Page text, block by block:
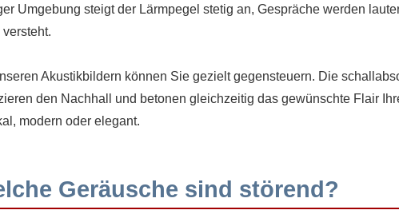
Umgebung steigt der Lärmpegel stetig an, Gespräche werden
versteht.
Akustikbildern können Sie gezielt gegensteuern. Die
den Nachhall und betonen gleichzeitig das gewünschte Flair
modern oder elegant.
Geräusche sind störend?